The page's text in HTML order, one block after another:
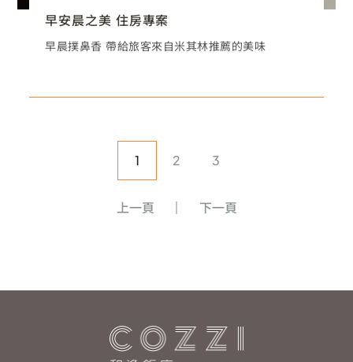
早安晨之美 住房專案
早晨撲鼻香 帶給旅客來自米其林推薦的美味
1 2 3
上一頁 下一頁